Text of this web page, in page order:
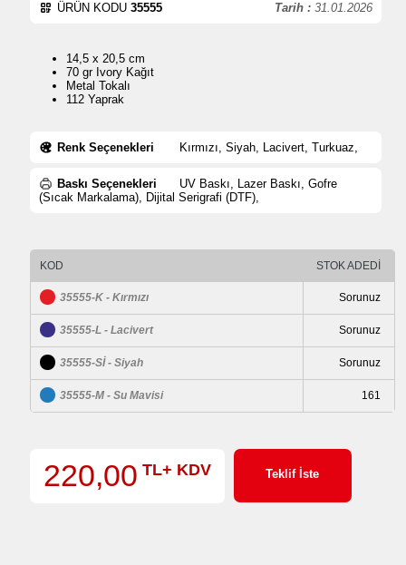
Tarih : 31.01.2026
ÜRÜN KODU 35555
14,5 x 20,5 cm
70 gr Ivory Kağıt
Metal Tokalı
112 Yaprak
Renk Seçenekleri Kırmızı, Siyah, Lacivert, Turkuaz,
Baskı Seçenekleri
UV Baskı, Lazer Baskı, Gofre
(Sıcak Markalama), Dijital Serigrafi (DTF),
KOD STOK ADEDİ
35555-K - Kırmızı Sorunuz
35555-L - Lacivert Sorunuz
35555-Sİ - Siyah Sorunuz
35555-M - Su Mavisi 161
220,00 TL+ KDV Teklif İste